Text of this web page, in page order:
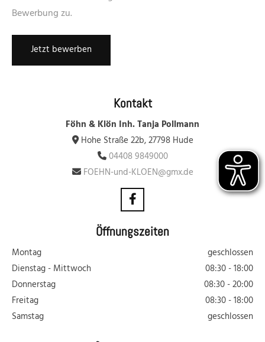
Bewerbung zu.
Kontakt
Föhn & Klön Inh. Tanja Pollmann
Hohe Straße 22b, 27798 Hude
 04408 9849000
 FOEHN-und-KLOEN@gmx.de
Öffnungszeiten
Montag
geschlossen
Dienstag - Mittwoch
08:30 - 18:00
Donnerstag
08:30 - 20:00
Freitag
08:30 - 18:00
Samstag
geschlossen